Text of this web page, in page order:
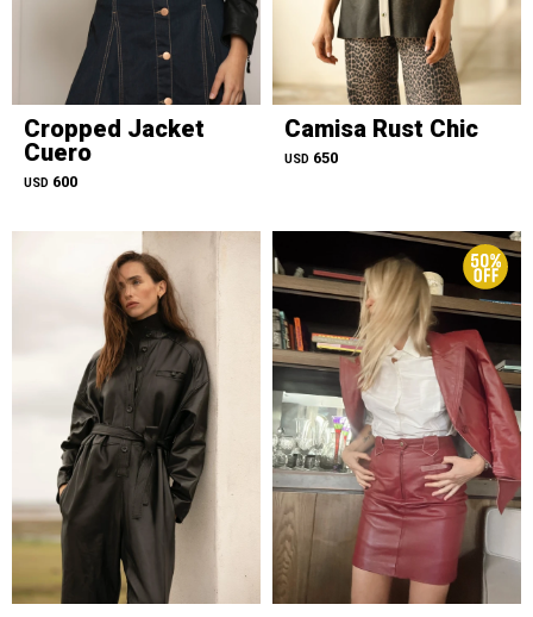
Cropped Jacket
Cuero
USD 600
Camisa Rust Chic
USD 650